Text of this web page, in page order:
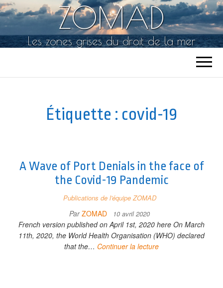
ZOMAD
Les zones grises du droit de la mer
Étiquette : covid-19
A Wave of Port Denials in the face of
the Covid-19 Pandemic
Publications de l'équipe ZOMAD
ParZOMAD 10 avril 2020
French version published on April 1st, 2020 here On March
11th, 2020, the World Health Organisation (WHO) declared
that the… Continuer la lecture